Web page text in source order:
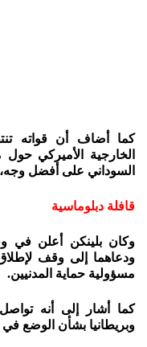
كما أضاف أن قواته
الخارجية الأميركي حول
السوداني على أفضل
قافلة دبلوماسية
وكان بلينكن أعلن في
مسؤولية حماية المدنيين.
كما أشار إلى أنه
وبريطانيا بشأن الوضع